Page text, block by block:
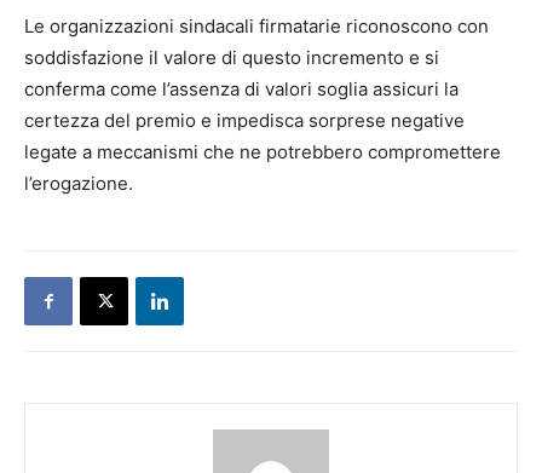
Le organizzazioni sindacali firmatarie riconoscono con
soddisfazione il valore di questo incremento e si
conferma come l’assenza di valori soglia assicuri la
certezza del premio e impedisca sorprese negative
legate a meccanismi che ne potrebbero compromettere
l’erogazione.